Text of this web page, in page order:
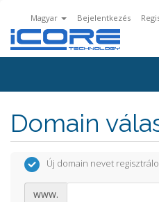
Magyar Bejelentkezés
Domain
Új domain nevet
www.